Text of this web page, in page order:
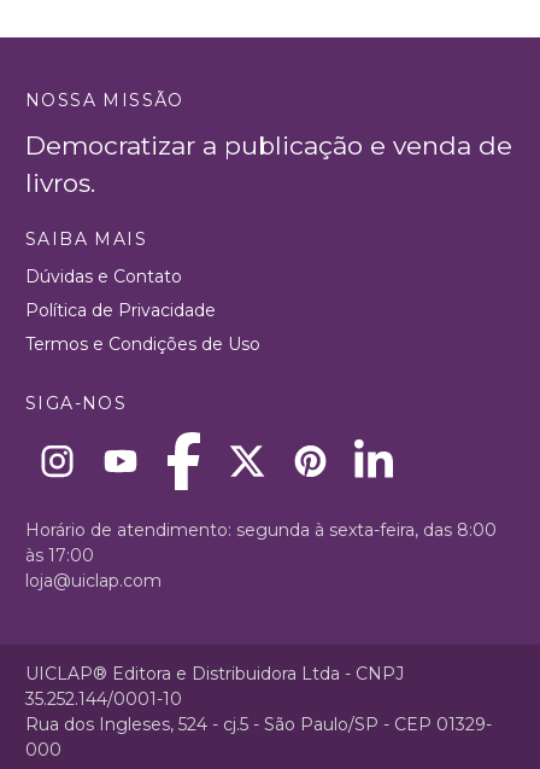
NOSSA MISSÃO
Democratizar a publicação e venda de
livros.
SAIBA MAIS
Dúvidas e Contato
Política de Privacidade
Termos e Condições de Uso
SIGA-NOS
Horário de atendimento: segunda à sexta-feira, das 8:00
às 17:00
loja@uiclap.com
UICLAP® Editora e Distribuidora Ltda - CNPJ
35.252.144/0001-10
Rua dos Ingleses, 524 - cj.5 - São Paulo/SP - CEP 01329-
000